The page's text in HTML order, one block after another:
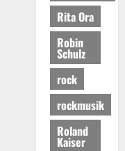
Rita Ora
Robin
Schulz
rock
rockmusik
Roland
Kaiser